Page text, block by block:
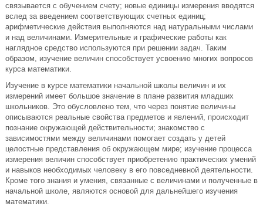
связывается с обучением счету; новые единицы измерения вводятся
вслед за введением соответствующих счетных единиц;
арифметические действия выполняются над натуральными числами
и над величинами. Измерительные и графические работы как
наглядное средство используются при решении задач. Таким
образом, изучение величин способствует усвоению многих вопросов
курса математики.
Изучение в курсе математики начальной школы величин и их
измерений имеет большое значение в плане развития младших
школьников. Это обусловлено тем, что через понятие величины
описываются реальные свойства предметов и явлений, происходит
познание окружающей действительности; знакомство с
зависимостями между величинами помогает создать у детей
целостные представления об окружающем мире; изучение процесса
измерения величин способствует приобретению практических умений
и навыков необходимых человеку в его повседневной деятельности.
Кроме того знания и умения, связанные с величинами и полученные в
начальной школе, являются основой для дальнейшего изучения
математики.